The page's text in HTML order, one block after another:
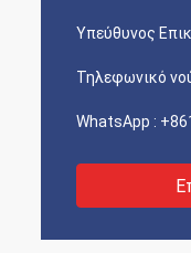
Υπεύθυνος
Τηλεφωνικό
WhatsApp :